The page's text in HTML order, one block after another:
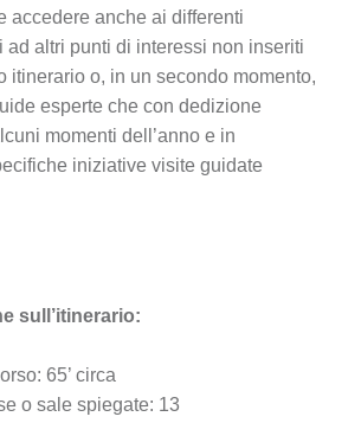
accedere anche ai differenti
ad altri punti di interessi non inseriti
itinerario o, in un secondo momento,
esperte che con dedizione
momenti dell’anno e in
iniziative visite guidate
sull’itinerario:
65’ circa
o sale spiegate: 13